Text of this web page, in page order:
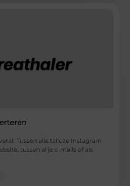
Tussen alle talloze Instagram
tussen al je e-mails of als